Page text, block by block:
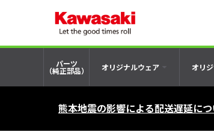
パーツ
（純正部品） オリジナルウェア オリ
熊本地震の影響による配送遅延に